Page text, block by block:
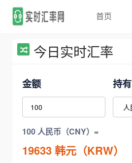
首页
今日实时汇率
金额 持有
100 人民币（CNY）=
19633韩元（KRW）